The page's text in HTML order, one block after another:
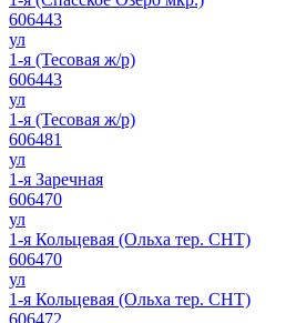
606443
ул
1-я (Тесовая ж/р)
606443
ул
1-я (Тесовая ж/р)
606481
ул
1-я Заречная
606470
ул
1-я Кольцевая (Ольха тер. СНТ)
606470
ул
1-я Кольцевая (Ольха тер. СНТ)
606472